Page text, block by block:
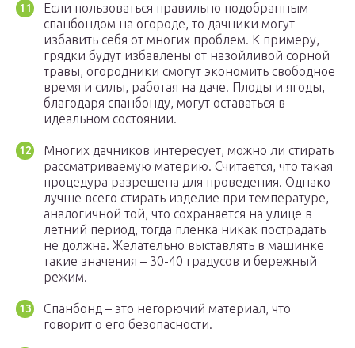
Если пользоваться правильно подобранным
спанбондом на огороде, то дачники могут
избавить себя от многих проблем. К примеру,
грядки будут избавлены от назойливой сорной
травы, огородники смогут экономить свободное
время и силы, работая на даче. Плоды и ягоды,
благодаря спанбонду, могут оставаться в
идеальном состоянии.
Многих дачников интересует, можно ли стирать
рассматриваемую материю. Считается, что такая
процедура разрешена для проведения. Однако
лучше всего стирать изделие при температуре,
аналогичной той, что сохраняется на улице в
летний период, тогда пленка никак пострадать
не должна. Желательно выставлять в машинке
такие значения – 30-40 градусов и бережный
режим.
Спанбонд – это негорючий материал, что
говорит о его безопасности.